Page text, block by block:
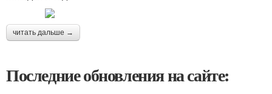
читать дальше →
Последние обновления на сайте: